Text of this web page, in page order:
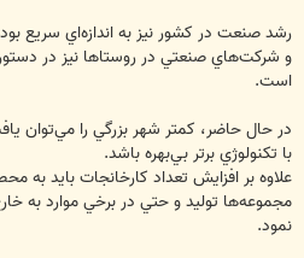
رشد صنعت در كشور نيز به اندازه‌اي سريع
و شركت‌هاي صنعتي در روستاها نيز در
است. ‏
در حال حاضر، كمتر شهر بزرگي را مي‌توان
با تكنولوژي برتر بي‌بهره باشد.
علاوه بر افزايش تعداد كارخانجات بايد به
مجموعه‌ها توليد و حتي در برخي موارد به
نمود.